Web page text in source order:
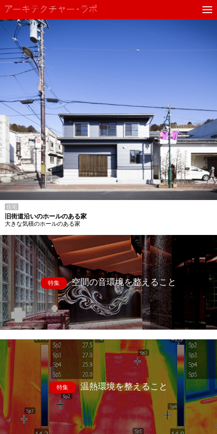
住宅
旧街道沿いのホールのある家
大きな気積のホールのある家
特集 空間の音環境を整えること
特集 温熱環境を整えること